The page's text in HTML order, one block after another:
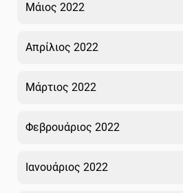
Μάιος 2022
Απρίλιος 2022
Μάρτιος 2022
Φεβρουάριος 2022
Ιανουάριος 2022